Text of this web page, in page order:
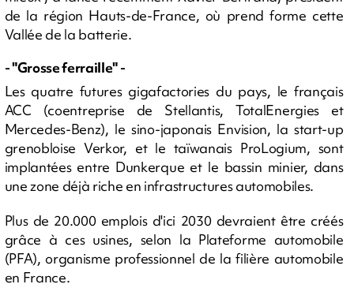
de la région Hauts-de-France, où prend forme cette
Vallée de la batterie.
- "Grosse ferraille" -
Les quatre futures gigafactories du pays, le français
ACC (coentreprise de Stellantis, TotalEnergies et
Mercedes-Benz), le sino-japonais Envision, la start-up
grenobloise Verkor, et le taïwanais ProLogium, sont
implantées entre Dunkerque et le bassin minier, dans
une zone déjà riche en infrastructures automobiles.
Plus de 20.000 emplois d'ici 2030 devraient être créés
grâce à ces usines, selon la Plateforme automobile
(PFA), organisme professionnel de la filière automobile
en France.